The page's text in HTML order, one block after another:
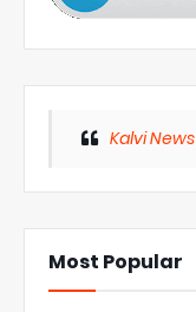
Kalvi News
Most Popular